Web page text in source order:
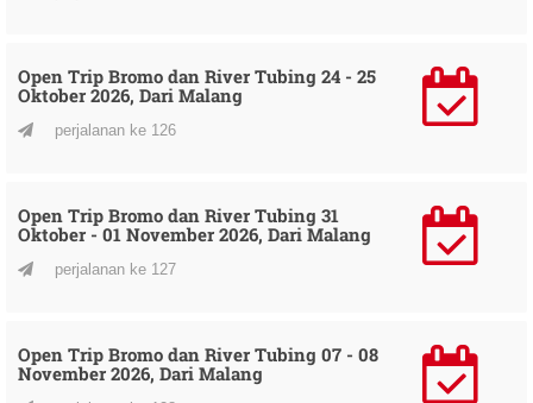
Open Trip Bromo dan River Tubing 24 - 25
Oktober 2026, Dari Malang
perjalanan ke 126
Open Trip Bromo dan River Tubing 31
Oktober - 01 November 2026, Dari Malang
perjalanan ke 127
Open Trip Bromo dan River Tubing 07 - 08
November 2026, Dari Malang